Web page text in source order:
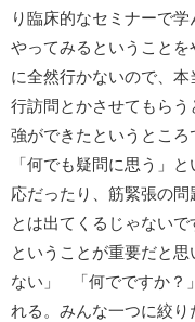
り臨床的なセミナーで
やってみるということ
に全然行かないので、
行訪問とかさせてもら
強ができたというところ
「何でも疑問に思う」
応だったり、筋緊張の
とは出てくるじゃない
ということが重要だと
ない」 「何でですか？
れる。みんな一つに絞